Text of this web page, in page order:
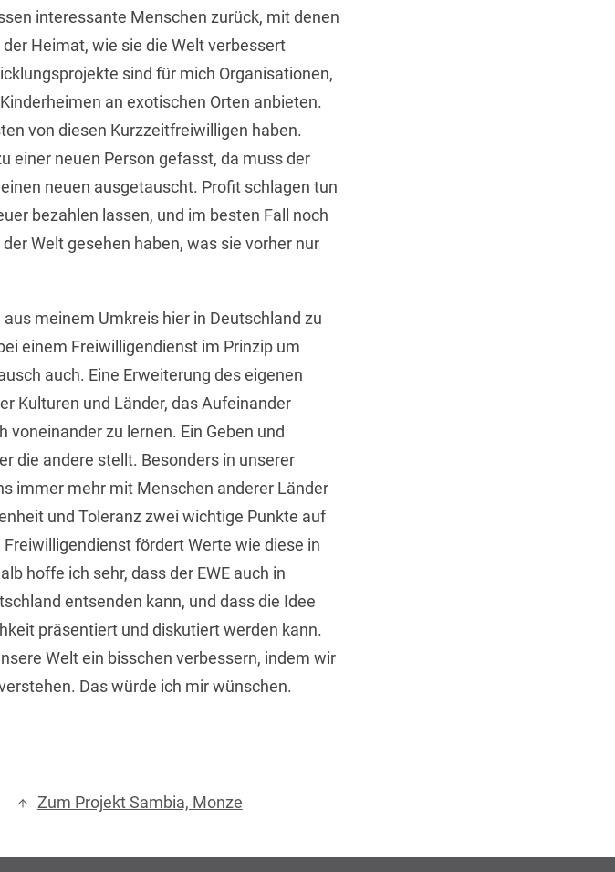
interessante Menschen zurück, mit denen
Heimat, wie sie die Welt verbessert
sind für mich Organisationen,
an exotischen Orten anbieten.
von diesen Kurzzeitfreiwilligen haben.
einer neuen Person gefasst, da muss der
neuen ausgetauscht. Profit schlagen tun
bezahlen lassen, und im besten Fall noch
Welt gesehen haben, was sie vorher nur
meinem Umkreis hier in Deutschland zu
einem Freiwilligendienst im Prinzip um
auch. Eine Erweiterung des eigenen
Kulturen und Länder, das Aufeinander
zu lernen. Ein Geben und
die andere stellt. Besonders in unserer
immer mehr mit Menschen anderer Länder
und Toleranz zwei wichtige Punkte auf
fördert Werte wie diese in
hoffe ich sehr, dass der EWE auch in
entsenden kann, und dass die Idee
präsentiert und diskutiert werden kann.
Welt ein bisschen verbessern, indem wir
Das würde ich mir wünschen.
Zum Projekt Sambia, Monze